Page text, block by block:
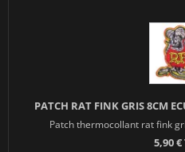
PATCH RAT FINK GRIS 8CM
Patch thermocollant rat fink
5,90 €